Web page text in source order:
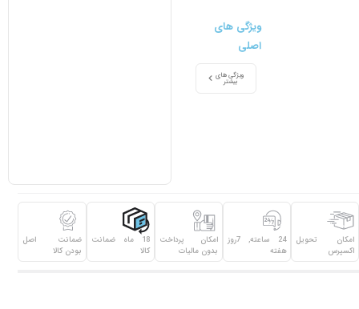
ویژگی های
اصلی
ویژگی های
بیشتر
امکان تحویل
اکسپرس
24 ساعته, 7روز
هفته
امکان پرداخت
بدون مالیات
18 ماه ضمانت
کالا
ضمانت اصل
بودن کالا